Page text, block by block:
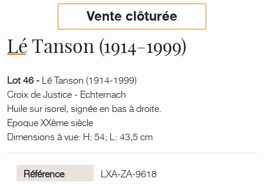
Vente clôturée
Lé Tanson (1914-1999)
Lot 46 - Lé Tanson (1914-1999)
Croix de Justice - Echternach
Huile sur isorel, signée en bas à droite.
Epoque XXème siècle
Dimensions à vue: H: 54; L: 43,5 cm
Référence
LXA-ZA-9618